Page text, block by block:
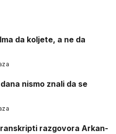
da koljete, a ne da
nismo znali da se
razgovora Arkan-